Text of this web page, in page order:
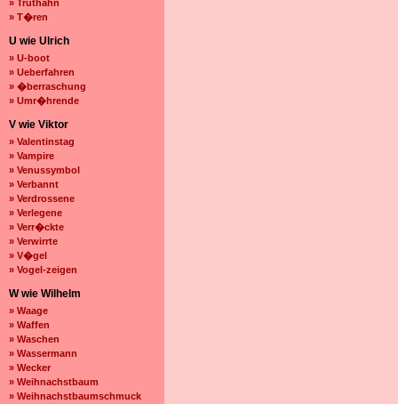
» Truthahn
» T�ren
U wie Ulrich
» U-boot
» Ueberfahren
» �berraschung
» Umr�hrende
V wie Viktor
» Valentinstag
» Vampire
» Venussymbol
» Verbannt
» Verdrossene
» Verlegene
» Verr�ckte
» Verwirrte
» V�gel
» Vogel-zeigen
W wie Wilhelm
» Waage
» Waffen
» Waschen
» Wassermann
» Wecker
» Weihnachstbaum
» Weihnachstbaumschmuck